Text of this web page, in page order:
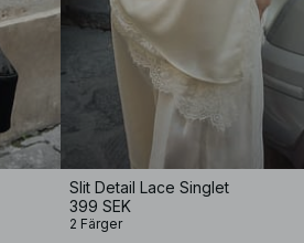
Slit Detail Lace Singlet
399 SEK
2 Färger